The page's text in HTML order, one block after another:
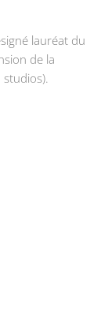
lauréat du
de la